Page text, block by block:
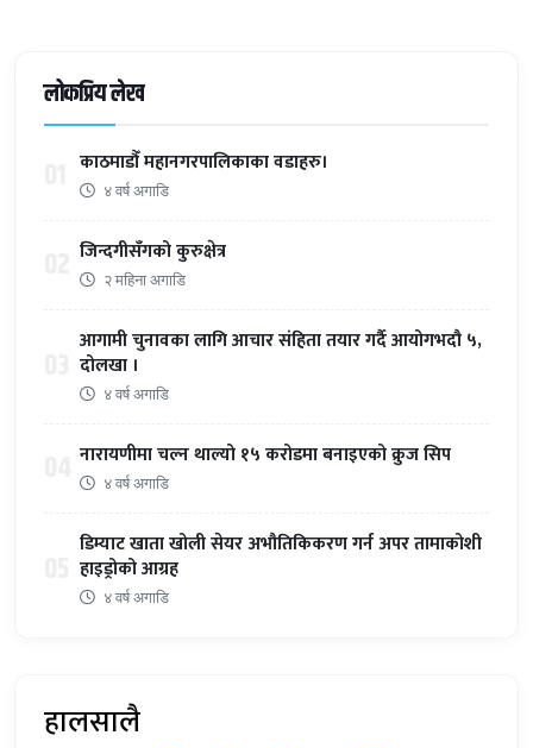
लोकप्रिय लेख
काठमाडौँ महानगरपालिकाका वडाहरु।
४ वर्ष अगाडि
जिन्दगीसँगको कुरुक्षेत्र
२ महिना अगाडि
आगामी चुनावका लागि आचार संहिता तयार गर्दै आयोगभदौ ५,
दोलखा ।
४ वर्ष अगाडि
नारायणीमा चल्न थाल्यो १५ करोडमा बनाइएको क्रुज सिप
४ वर्ष अगाडि
डिम्याट खाता खोली सेयर अभौतिकिकरण गर्न अपर तामाकोशी
हाइड्रोको आग्रह
४ वर्ष अगाडि
हालसालै